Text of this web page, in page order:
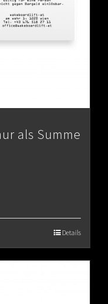
als Summe
Details